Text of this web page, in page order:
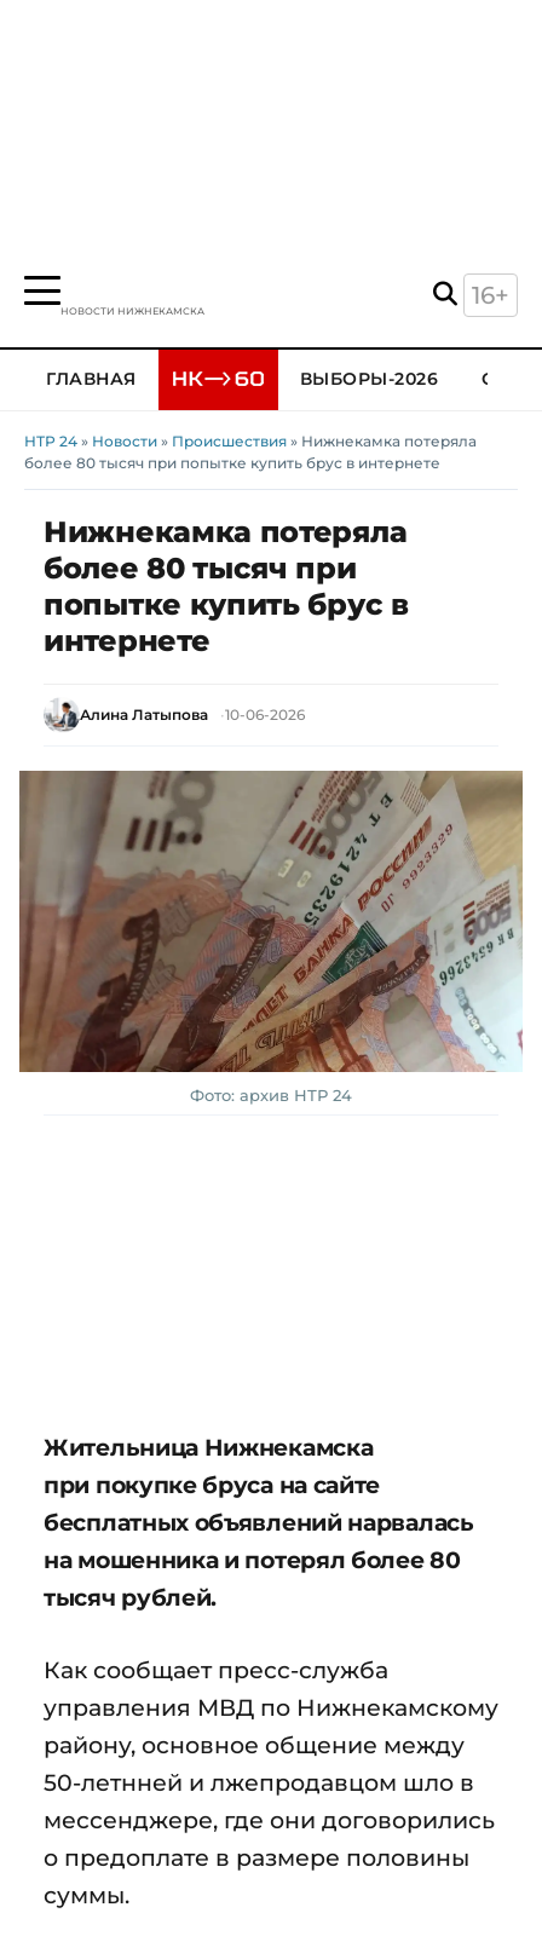
НОВОСТИ НИЖНЕКАМСКА
16+
ГЛАВНАЯ ВЫБОРЫ-2026
НТР 24 » Новости » Происшествия » Нижнекамка потеряла
более 80 тысяч при попытке купить брус в интернете
Нижнекамка потеряла
более 80 тысяч при
попытке купить брус в
интернете
Алина Латыпова 10-06-2026
Фото: архив НТР 24
Жительница Нижнекамска
при покупке бруса на сайте
бесплатных объявлений нарвалась
на мошенника и потерял более 80
тысяч рублей.
Как сообщает пресс-служба
управления МВД по Нижнекамскому
району, основное общение между
50-летнней и лжепродавцом шло в
мессенджере, где они договорились
о предоплате в размере половины
суммы.